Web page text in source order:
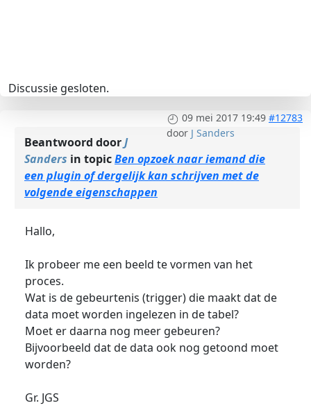
Discussie gesloten.
09 mei 2017 19:49 #12783
door J Sanders
Beantwoord doorJ
Sanders in topicBen opzoek naar iemand die
een plugin of dergelijk kan schrijven met de
volgende eigenschappen
Hallo,
Ik probeer me een beeld te vormen van het
proces.
Wat is de gebeurtenis (trigger) die maakt dat de
data moet worden ingelezen in de tabel?
Moet er daarna nog meer gebeuren?
Bijvoorbeeld dat de data ook nog getoond moet
worden?
Gr. JGS